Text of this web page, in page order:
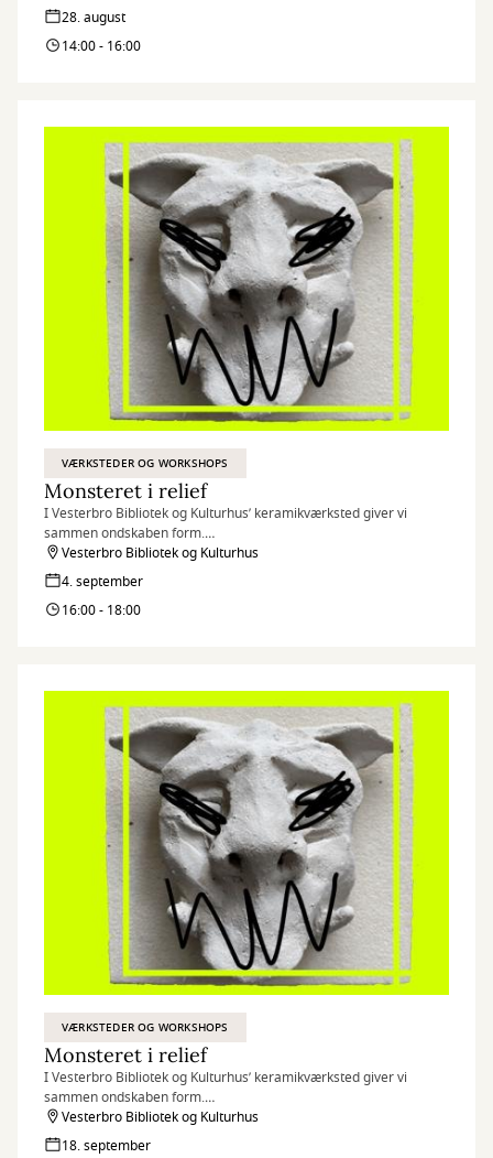
28. august
14:00 - 16:00
VÆRKSTEDER OG WORKSHOPS
Monsteret i relief
I Vesterbro Bibliotek og Kulturhus’ keramikværksted giver vi
sammen ondskaben form.
Det sker i anledning af Golden Days 2026 med temaet "Monster".
Vesterbro Bibliotek og Kulturhus
4. september
16:00 - 18:00
VÆRKSTEDER OG WORKSHOPS
Monsteret i relief
I Vesterbro Bibliotek og Kulturhus’ keramikværksted giver vi
sammen ondskaben form.
Det sker i anledning af Golden Days 2026 med temaet "Monster".
Vesterbro Bibliotek og Kulturhus
18. september